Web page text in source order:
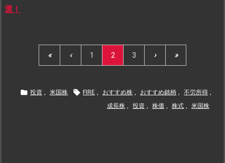
選！
« ‹ 1 2 3 › »
 投資 , 米国株  FIRE , おすすめ株 , おすすめ銘柄 , 不労所得 ,
成長株 , 投資 , 株価 , 株式 , 米国株